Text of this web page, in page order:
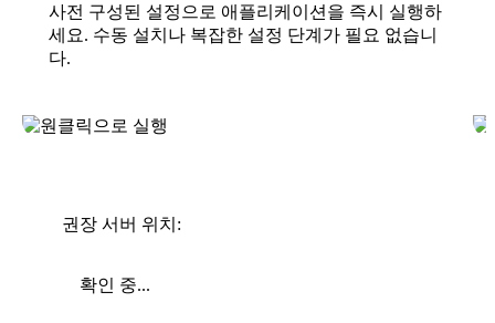
사전 구성된 설정으로 애플리케이션을 즉시 실행하
세요. 수동 설치나 복잡한 설정 단계가 필요 없습니
다.
권장 서버 위치:
확인 중...